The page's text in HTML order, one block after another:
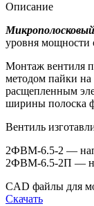
Описание
уровня мощности
Монтаж вентиля
методом пайки
расщепленным
ширины полоска
Вентиль
2ФВМ-6.5-2 —
2ФВМ-6.5-2П —
CAD файлы для
Скачать